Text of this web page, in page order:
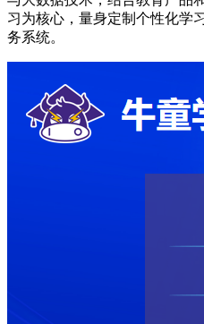
习为核心，量身定制个性化学
务系统。